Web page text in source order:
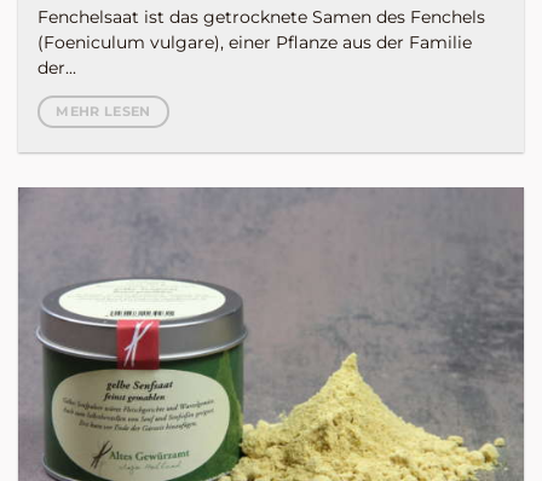
Fenchelsaat ist das getrocknete Samen des Fenchels
(Foeniculum vulgare), einer Pflanze aus der Familie
der...
MEHR LESEN